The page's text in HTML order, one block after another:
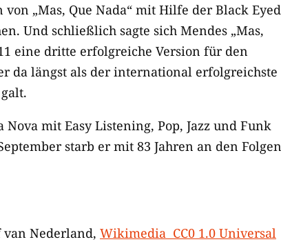
„Mas, Que Nada“ mit Hilfe der Black Eyed
Und schließlich sagte sich Mendes „Mas,
eine dritte erfolgreiche Version für den
da längst als der international erfolgreichste
mit Easy Listening, Pop, Jazz und Funk
starb er mit 83 Jahren an den Folgen
van Nederland, Wikimedia CC0 1.0 Universal